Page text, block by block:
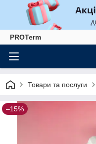
PROTerm
Товари та послуги
–15%